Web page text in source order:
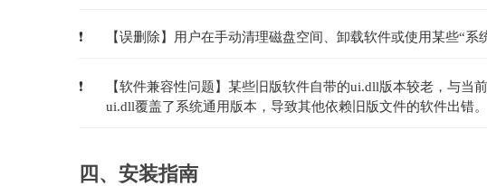
【误删除】用户在手动清理磁盘空间、卸载软件或使用某些“
【软件兼容性问题】某些旧版软件自带的ui.dll版本较老，与当
ui.dll覆盖了系统通用版本，导致其他依赖旧版文件的软件出错。
四、安装指南